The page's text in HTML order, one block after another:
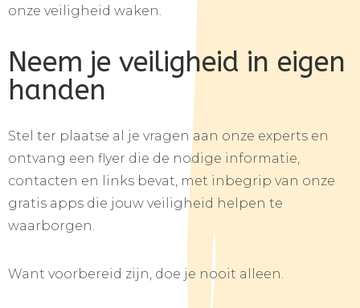
onze veiligheid waken.
Neem je veiligheid in eigen
handen
Stel ter plaatse al je vragen aan onze experts en
ontvang een flyer die de nodige informatie,
contacten en links bevat, met inbegrip van onze
gratis apps die jouw veiligheid helpen te
waarborgen.
Want voorbereid zijn, doe je nooit alleen.